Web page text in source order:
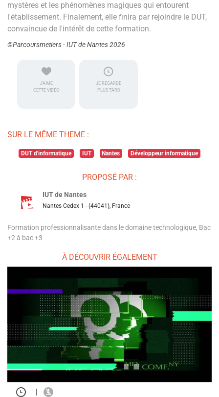
mystères et les phénomènes magiques qui entourent
l'établissement. Finalement, elle finira par rejoindre le DUT,
convaincue de l'intérêt de cette formation.
©Parcoursmetiers - IUT de Nantes 2026
J'AIME
CETTE VIDÉO
JE REGARDE
PLUS TARD
SUR LE MÊME THEME :
DUT d'informatique IUT Nantes Développeur informatique
PROPOSÉ PAR :
IUT de Nantes
Nantes Cedex 1 - (44041), France
Formation professionnalisante dans le domaine technologique, Bac
+2 à bac +3
À DÉCOUVRIR ÉGALEMENT
|